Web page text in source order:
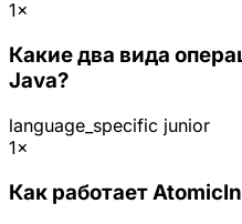
1×
Какие два вида
Java?
language_specific junior
1×
Как работает